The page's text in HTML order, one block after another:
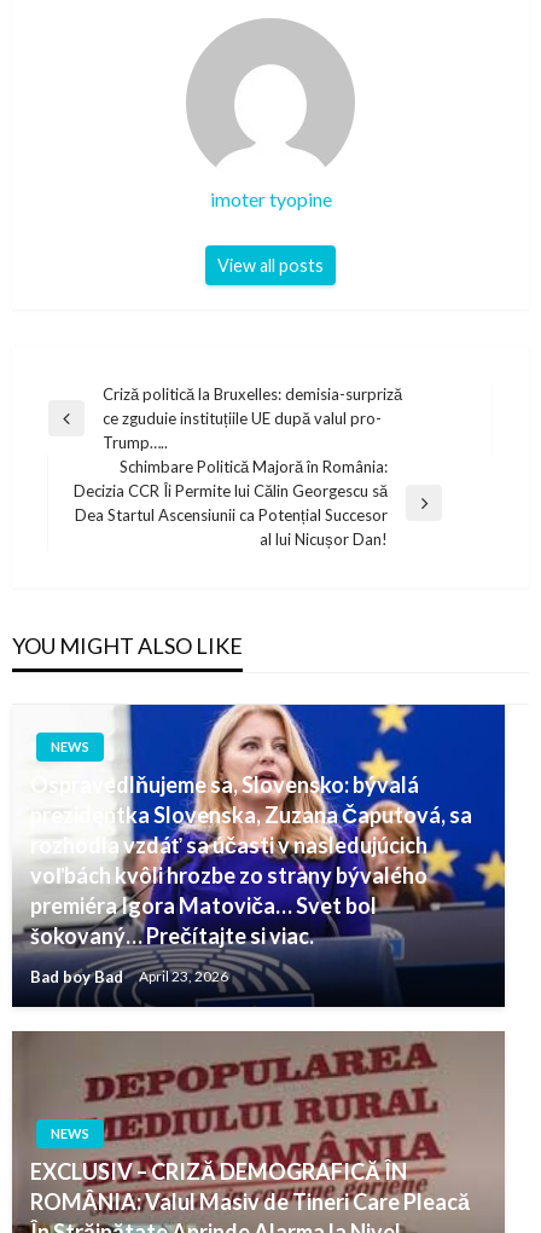
imoter tyopine
View all posts
navigation
Previous
Criză politică la Bruxelles: demisia-surpriză
ce zguduie instituțiile UE după valul pro-
Trump…..
Next
Schimbare Politică Majoră în România:
Decizia CCR Îi Permite lui Călin Georgescu să
Dea Startul Ascensiunii ca Potențial Succesor
al lui Nicușor Dan!
YOU MIGHT ALSO LIKE
NEWS
Ospravedlňujeme sa, Slovensko: bývalá
prezidentka Slovenska, Zuzana Čaputová, sa
rozhodla vzdáť sa účasti v nasledujúcich
voľbách kvôli hrozbe zo strany bývalého
premiéra Igora Matoviča… Svet bol
šokovaný… Prečítajte si viac.
Bad boy Bad April 23, 2026
NEWS
EXCLUSIV – CRIZĂ DEMOGRAFICĂ ÎN
ROMÂNIA: Valul Masiv de Tineri Care Pleacă